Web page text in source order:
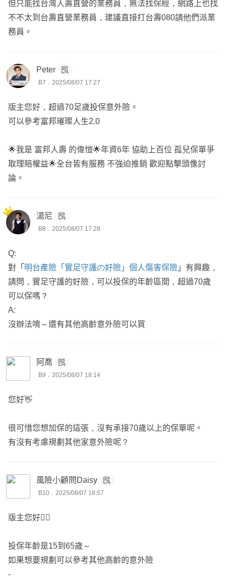
但只能找台灣人壽直營的業務員，無法找保經，網路上也找
不不太到台壽直營業務員，建議直接打台壽080請他們派業
務員。
Peter
B7．2025/08/07 17:27
版主您好，超過70足歲投保意外險。
可以參考富邦璀璨人生2.0
🌟我是 富邦人壽 的偉愷🌟年資6年 協助上百位 孤兒保單爭
取理賠權益🌟全台皆有服務 不強迫推銷 歡迎點擊頭像討
論。
湯尼
B8．2025/08/07 17:28
Q:
對「 明台產險「實足守護の好險」個人傷害保險 」有興趣，
請問，實足守護的好險，可以投保的年齡區間，超過70歲
可以保嗎？
A:
沒辦法唷～還有其他高齡意外險可以買
阿喬
B9．2025/08/07 18:14
您好👋
很可惜您想加保的這張，沒有承接70歲以上的保單呢。
有沒有考慮規劃其他家意外險呢？
風險小顧問Daisy
B10．2025/08/07 18:57
版主您好🙋‍♀️
投保年齡是15到65歲～
如果想要規劃可以參考其他高齡的意外險
-